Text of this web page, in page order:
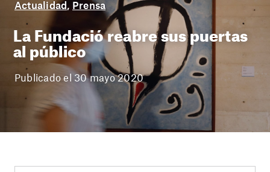
Actualidad, Prensa
La Fundació reabre sus puertas
al público
Publicado el 30 mayo 2020